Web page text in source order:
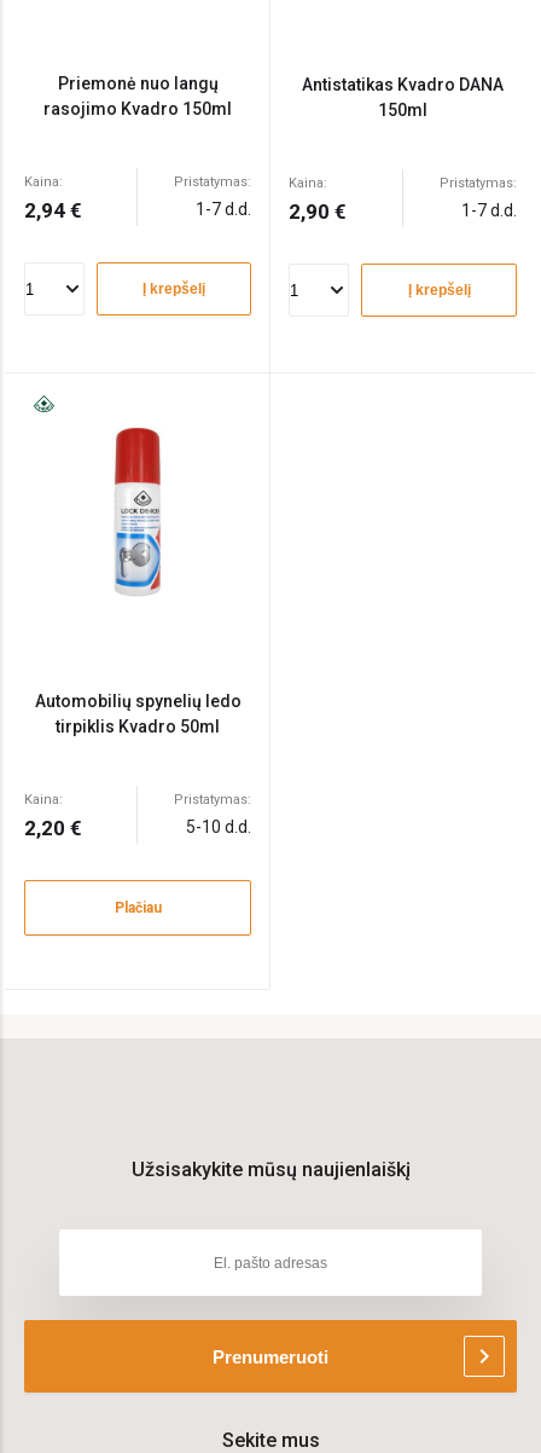
Priemonė nuo langų
rasojimo Kvadro 150ml
Kaina:
2,94 €
Pristatymas:
1-7 d.d.
Į krepšelį
Antistatikas Kvadro DANA
150ml
Kaina:
2,90 €
Pristatymas:
1-7 d.d.
Į krepšelį
Automobilių spynelių ledo
tirpiklis Kvadro 50ml
Kaina:
2,20 €
Pristatymas:
5-10 d.d.
Plačiau
Užsisakykite mūsų naujienlaiškį
Prenumeruoti chevron_right
Sekite mus